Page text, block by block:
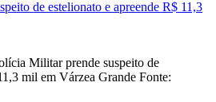
Militar prende suspeito de
mil em Várzea Grande Fonte: